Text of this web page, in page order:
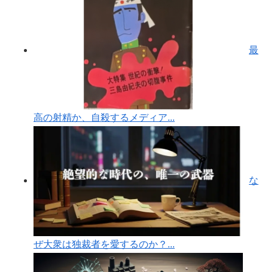
最
高の射精か、自殺するメディア...
な
ぜ大衆は独裁者を愛するのか？...